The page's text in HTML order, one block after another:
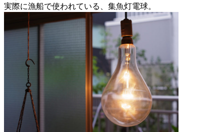
実際に漁船で使われている、集魚灯電球。